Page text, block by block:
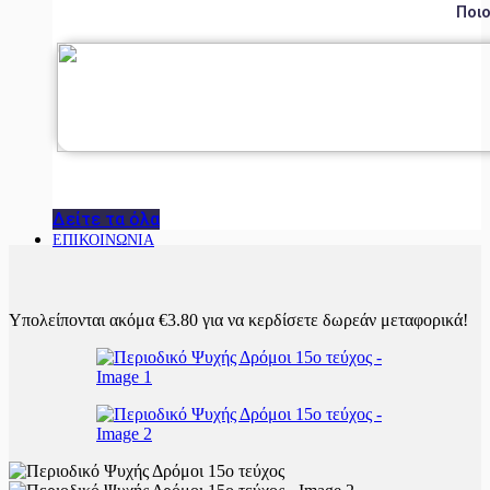
Δείτε τα όλα
ΕΠΙΚΟΙΝΩΝΙΑ
Υπολείπονται ακόμα €3.80 για να κερδίσετε δωρεάν μεταφορικά!